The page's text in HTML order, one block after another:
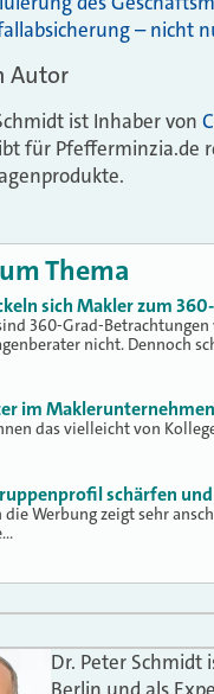
– nicht
Autor
ist Inhaber von
für Pfefferminzia.de
Thema
sich Makler zum
360-Grad-
nicht. Dennoch
im
das vielleicht von
schärfen
die Werbung zeigt sehr
Dr. Peter Schmidt